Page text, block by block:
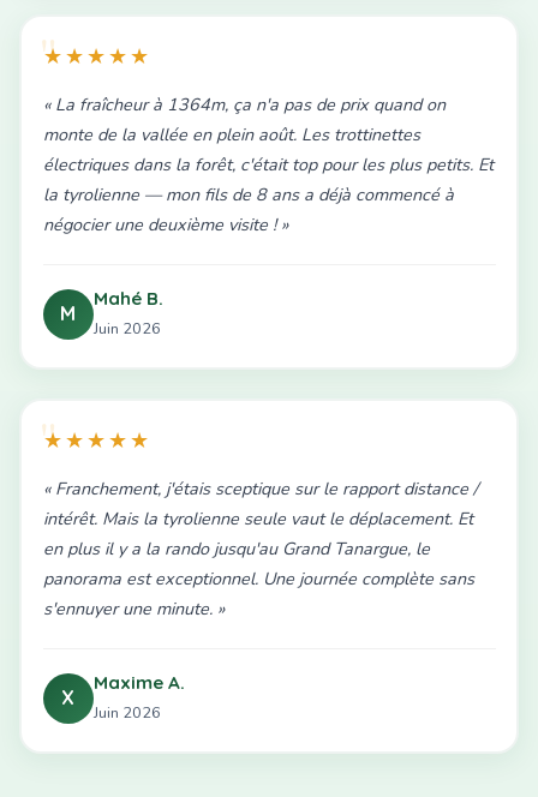
★★★★★
« La fraîcheur à 1364m, ça n'a pas de prix quand on
monte de la vallée en plein août. Les trottinettes
électriques dans la forêt, c'était top pour les plus petits. Et
la tyrolienne — mon fils de 8 ans a déjà commencé à
négocier une deuxième visite ! »
M
Mahé B.
Juin 2026
★★★★★
« Franchement, j'étais sceptique sur le rapport distance /
intérêt. Mais la tyrolienne seule vaut le déplacement. Et
en plus il y a la rando jusqu'au Grand Tanargue, le
panorama est exceptionnel. Une journée complète sans
s'ennuyer une minute. »
X
Maxime A.
Juin 2026